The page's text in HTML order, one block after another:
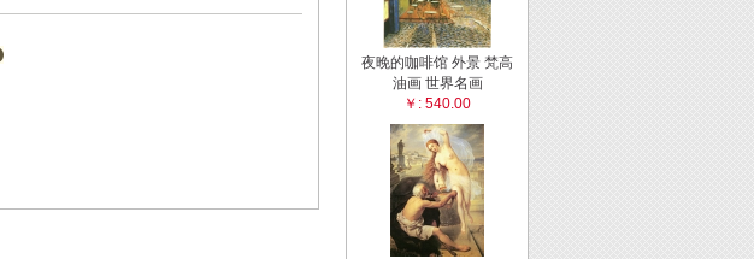
夜晚的咖啡馆 外景 梵高
油画 世界名画
￥: 540.00